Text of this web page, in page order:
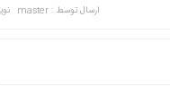
ارسال توسط : master